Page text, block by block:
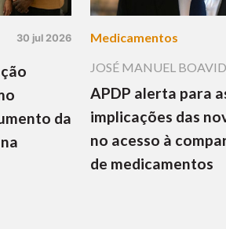
30 jul 2026
da
Medicamentos
JOSÉ MANUEL
APDP alerta para
implicações das
no acesso à
de medicamentos